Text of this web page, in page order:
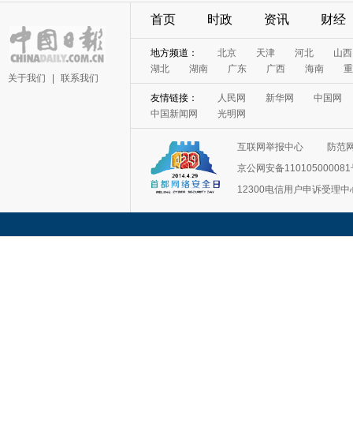
关于我们 联系我们
首页 时政 资讯 财经
地方频道： 北京 天津 河北
山西
湖北
湖南 广东 广西 海南
友情链接： 人民网 新华网
中国网
中国新闻网
光明网
互联网举报中心
防范
京公网安备110105000081
12300电信用户申诉受理中